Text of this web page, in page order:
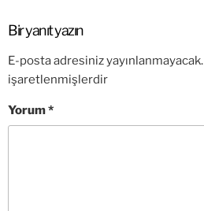
Bir yanıt yazın
E-posta adresiniz yayınlanmayacak.
işaretlenmişlerdir
Yorum*